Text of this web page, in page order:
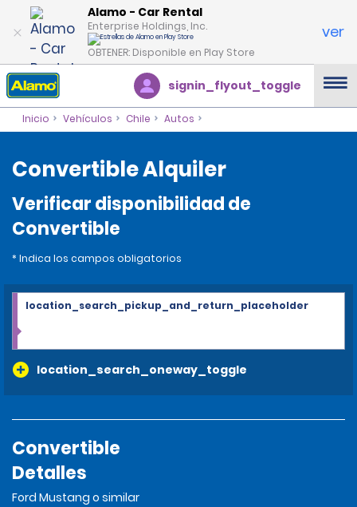
Alamo - Car Rental
Enterprise Holdings, Inc.
OBTENER: Disponible en Play Store
ver
signin_flyout_toggle
Inicio Vehículos Chile Autos
Convertible Alquiler
Verificar disponibilidad de
Convertible
* Indica los campos obligatorios
location_search_oneway_toggle
location_search_pickup_and_return_placeholder
Convertible
Detalles
Ford Mustang o similar